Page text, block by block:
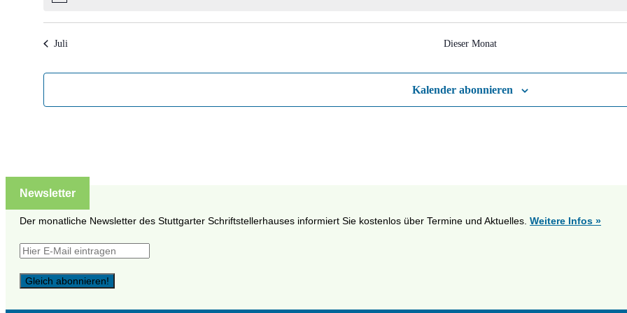
Juli Dieser Monat
Kalender abonnieren
Newsletter
Der monatliche Newsletter des Stuttgarter Schriftstellerhauses informiert Sie kostenlos über Termine und Aktuelles. Weitere Infos »